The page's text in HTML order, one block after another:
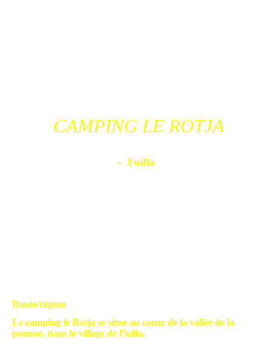
CAMPING LE ROTJA
- Fuilla
Route/région
Le camping le Rotja se situe au coeur de la vallée de la
pomme, dans le village de Fuilla.